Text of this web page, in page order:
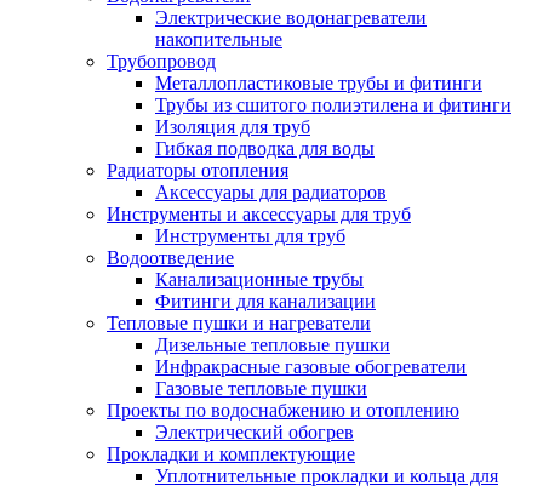
Электрические водонагреватели
накопительные
Трубопровод
Металлопластиковые трубы и фитинги
Трубы из сшитого полиэтилена и фитинги
Изоляция для труб
Гибкая подводка для воды
Радиаторы отопления
Аксессуары для радиаторов
Инструменты и аксессуары для труб
Инструменты для труб
Водоотведение
Канализационные трубы
Фитинги для канализации
Тепловые пушки и нагреватели
Дизельные тепловые пушки
Инфракрасные газовые обогреватели
Газовые тепловые пушки
Проекты по водоснабжению и отоплению
Электрический обогрев
Прокладки и комплектующие
Уплотнительные прокладки и кольца для